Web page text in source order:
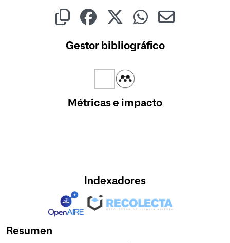
Gestor bibliográfico
Métricas e impacto
Indexadores
Resumen